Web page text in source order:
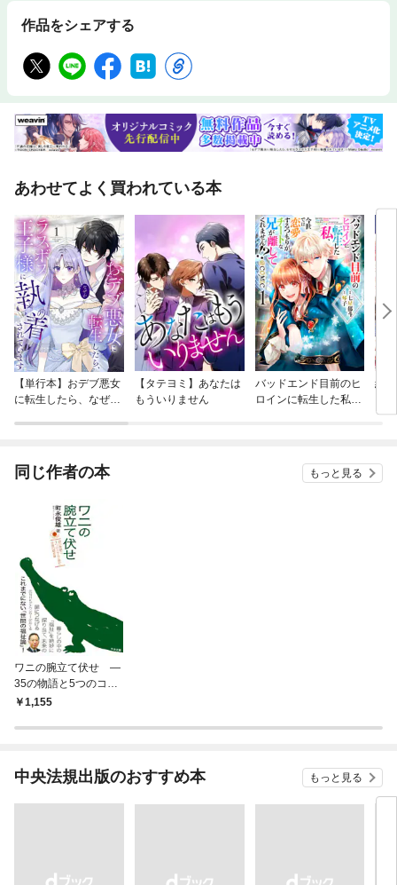
ム・ディメンシア／（コラム）答えのない問題終章 認知症になる「私」
る」時代／認知症になる「私」／「認知症」をめぐる変化がもたらしたも
の／「パーソン センタード ソサエティ」へ／認知症が拓く新時代
作品をシェアする
あわせてよく買われている本
【単行本】おデブ悪女
に転生したら、なぜか
【タテヨミ】あなたは
もういりません
バッドエンド目前のヒ
ロインに転生した私、
結
同じ作者の本 もっと見る
ワニの腕立て伏せ ―
35の物語と5つのコラ
ムで読む世間の福祉論
1,155
中央法規出版のおすすめ本 もっと見る